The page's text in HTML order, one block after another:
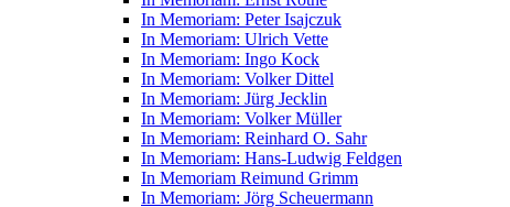
In Memoriam: Peter Isajczuk
In Memoriam: Ulrich Vette
In Memoriam: Ingo Kock
In Memoriam: Volker Dittel
In Memoriam: Jürg Jecklin
In Memoriam: Volker Müller
In Memoriam: Reinhard O. Sahr
In Memoriam: Hans-Ludwig Feldgen
In Memoriam Reimund Grimm
In Memoriam: Jörg Scheuermann